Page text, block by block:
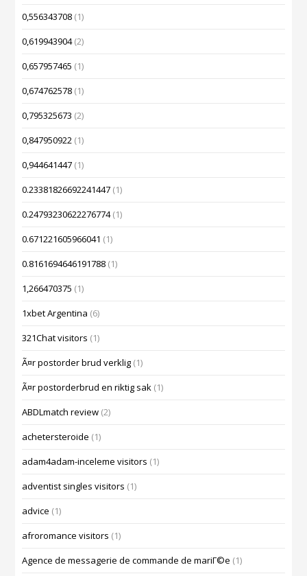
0,556343708 (1)
0,619943904(2)
0,657957465 (1)
0,674762578 (1)
0,795325673 (2)
0,847950922 (1)
0,944641447 (1)
0.23381826692241447 (1)
0.24793230622276774(1)
0.671221605966041 (1)
0.8161694646191788 (1)
1,266470375 (1)
1xbet Argentina (6)
321Chat visitors (1)
Ã¤r postorder brud verklig (1)
Ã¤r postorderbrud en riktig sak (1)
ABDLmatch review (2)
achetersteroide (1)
adam4adam-inceleme visitors (1)
adventist singles visitors (1)
advice (1)
afroromance visitors (1)
Agence de messagerie de commande de mariГ©e (1)